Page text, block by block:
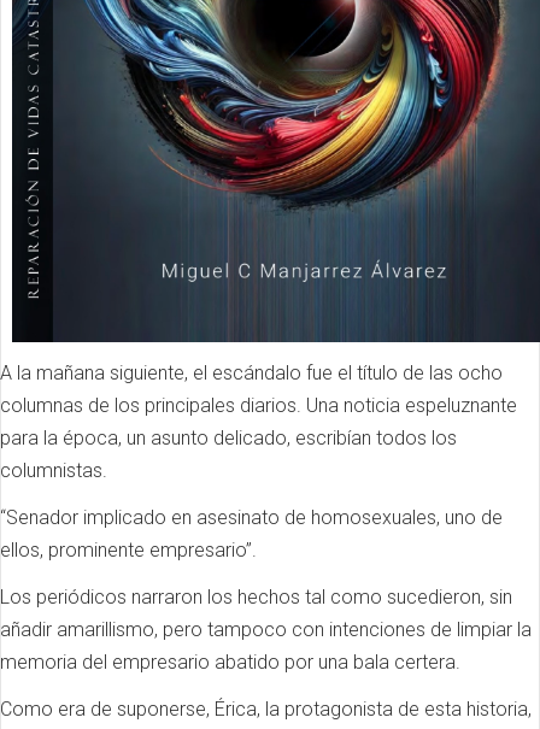
A la mañana siguiente, el escándalo fue el título de las ocho
columnas de los principales diarios. Una noticia espeluznante
para la época, un asunto delicado, escribían todos los
columnistas.
“Senador implicado en asesinato de homosexuales, uno de
ellos, prominente empresario”.
Los periódicos narraron los hechos tal como sucedieron, sin
añadir amarillismo, pero tampoco con intenciones de limpiar la
memoria del empresario abatido por una bala certera.
Como era de suponerse, Érica, la protagonista de esta historia,